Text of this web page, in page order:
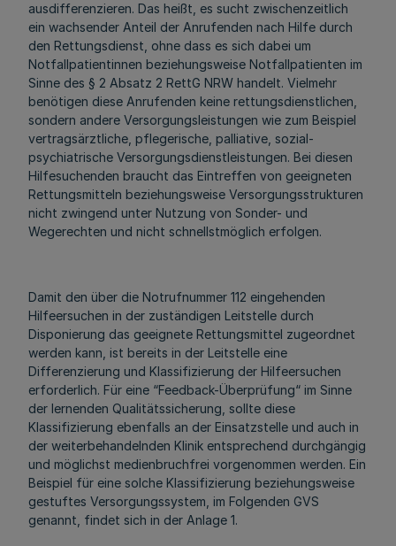
ausdifferenzieren. Das heißt, es sucht zwischenzeitlich
ein wachsender Anteil der Anrufenden nach Hilfe durch
den Rettungsdienst, ohne dass es sich dabei um
Notfallpatientinnen beziehungsweise Notfallpatienten im
Sinne des § 2 Absatz 2 RettG NRW handelt. Vielmehr
benötigen diese Anrufenden keine rettungsdienstlichen,
sondern andere Versorgungsleistungen wie zum Beispiel
vertragsärztliche, pflegerische, palliative, sozial-
psychiatrische Versorgungsdienstleistungen. Bei diesen
Hilfesuchenden braucht das Eintreffen von geeigneten
Rettungsmitteln beziehungsweise Versorgungsstrukturen
nicht zwingend unter Nutzung von Sonder- und
Wegerechten und nicht schnellstmöglich erfolgen.
Damit den über die Notrufnummer 112 eingehenden
Hilfeersuchen in der zuständigen Leitstelle durch
Disponierung das geeignete Rettungsmittel zugeordnet
werden kann, ist bereits in der Leitstelle eine
Differenzierung und Klassifizierung der Hilfeersuchen
erforderlich. Für eine “Feedback-Überprüfung“ im Sinne
der lernenden Qualitätssicherung, sollte diese
Klassifizierung ebenfalls an der Einsatzstelle und auch in
der weiterbehandelnden Klinik entsprechend durchgängig
und möglichst medienbruchfrei vorgenommen werden. Ein
Beispiel für eine solche Klassifizierung beziehungsweise
gestuftes Versorgungssystem, im Folgenden GVS
genannt, findet sich in der Anlage 1.